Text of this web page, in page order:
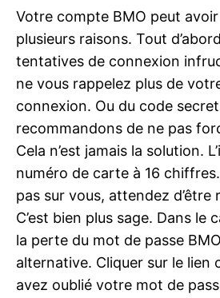
Votre compte BMO peut
plusieurs raisons. Tout
tentatives de connexion
ne vous rappelez plus de
connexion. Ou du code
recommandons de ne pas
Cela n’est jamais la solution.
numéro de carte à 16 chiffres.
pas sur vous, attendez d’être
C’est bien plus sage. Dans le
la perte du mot de passe
alternative. Cliquer sur le lien
avez oublié votre mot de